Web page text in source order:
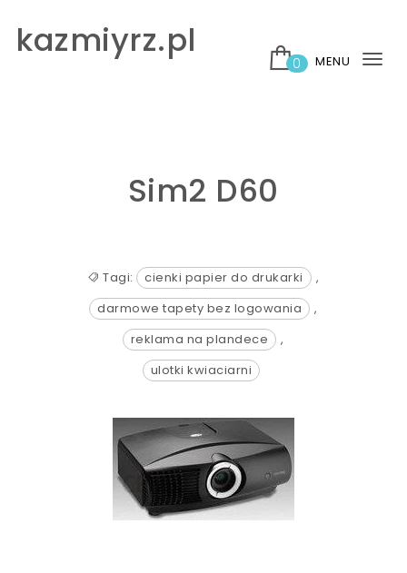
kazmiyrz.pl
0 MENU
Sim2 D60
Tagi: cienki papier do drukarki
,
darmowe tapety bez logowania
,
reklama na plandece
,
ulotki kwiaciarni